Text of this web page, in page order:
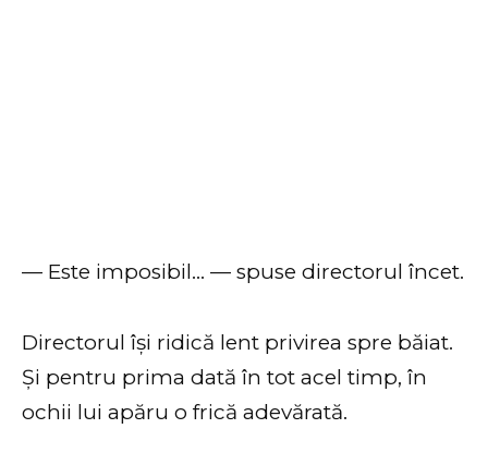
— Este imposibil… — spuse directorul încet.
Directorul își ridică lent privirea spre băiat.
Și pentru prima dată în tot acel timp, în
ochii lui apăru o frică adevărată.